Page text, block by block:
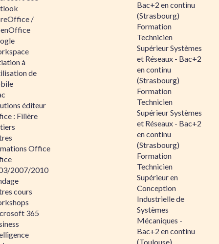
/
à
de
éditeur
: Filière
Office
2007/2010
cours
365
Bac+2 en continu
(Strasbourg)
Formation
Technicien
Supérieur Systèmes
et Réseaux - Bac+2
en continu
(Strasbourg)
Formation
Technicien
Supérieur Systèmes
et Réseaux - Bac+2
en continu
(Strasbourg)
Formation
Technicien
Supérieur en
Conception
Industrielle de
Systèmes
Mécaniques -
Bac+2 en continu
(Toulouse)